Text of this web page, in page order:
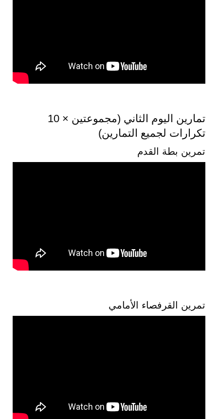
تمارين اليوم الثاني (مجموعتين × 10
تكرارات لجميع التمارين)
تمرين بطة القدم
تمرين القرفصاء الأمامي